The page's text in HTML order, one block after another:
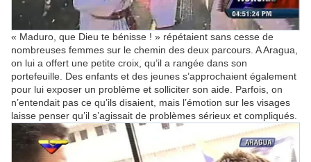
« Maduro, que Dieu te bénisse ! » répétaient sans cesse de
nombreuses femmes sur le chemin des deux parcours. A Aragua,
on lui a offert une petite croix, qu’il a rangée dans son
portefeuille. Des enfants et des jeunes s’approchaient également
pour lui exposer un problème et solliciter son aide. Parfois, on
n’entendait pas ce qu’ils disaient, mais l’émotion sur les visages
laisse penser qu’il s’agissait de problèmes sérieux et compliqués.